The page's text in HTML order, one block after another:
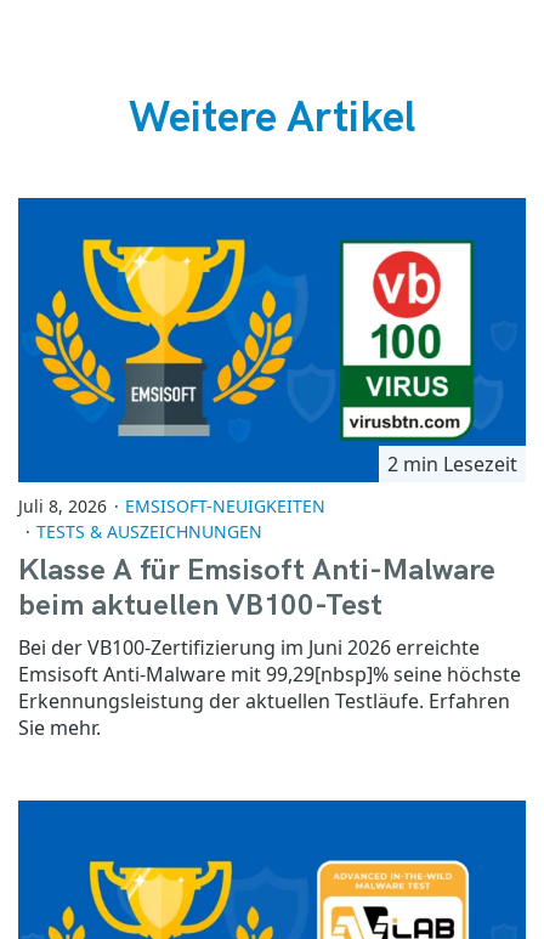
Weitere Artikel
2 min Lesezeit
Juli 8, 2026
EMSISOFT-NEUIGKEITEN
TESTS & AUSZEICHNUNGEN
Klasse A für Emsisoft Anti-Malware
beim aktuellen VB100-Test
Bei der VB100-Zertifizierung im Juni 2026 erreichte
Emsisoft Anti-Malware mit 99,29[nbsp]% seine höchste
Erkennungsleistung der aktuellen Testläufe. Erfahren
Sie mehr.